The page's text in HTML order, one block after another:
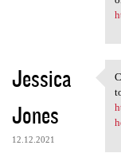
z
e
Jessica
Jones
12.12.2021